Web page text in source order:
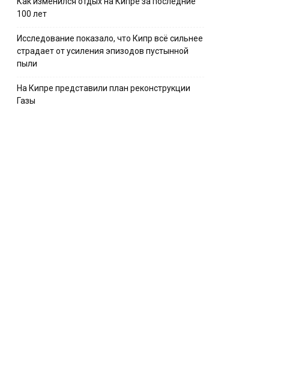
100 лет
Исследование показало, что Кипр всё сильнее
страдает от усиления эпизодов пустынной
пыли
На Кипре представили план реконструкции
Газы